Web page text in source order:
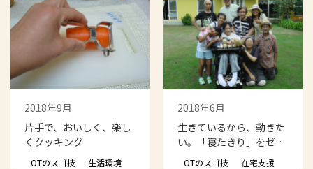
2018年9月
片手で、おいしく、楽し
くクッキング
OTのスゴ技 生活環境
2018年6月
生きているから、動きた
い。「寝たきり」をゼロ
にする作業療法
OTのスゴ技 在宅支援